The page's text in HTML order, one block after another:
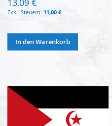
13,09 €
11,00 €
In den Warenkorb